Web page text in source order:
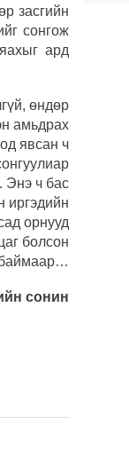
засгийн
сонгож
ард
өндөр
амьдрах
явсан ч
Энэ ч бас
иргэдийн
орнууд
болсон
сонин